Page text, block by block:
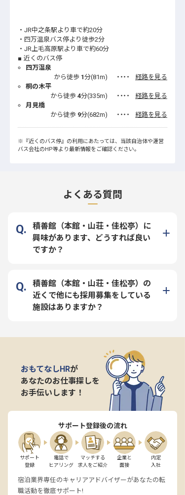
・JR中之条駅より車で約20分
・四万温泉バス停より徒歩2分
・JR上毛高原駅より車で約60分
近くのバス停
四万温泉
から徒歩 1分(81m) ・・・・
経路を見る
桐の木平
から徒歩 4分(335m) ・・・・
経路を見る
月見橋
から徒歩 9分(682m) ・・・・ 経路を見る
※ 『近くのバス停』 の利用にあたっては、当該自治体や運営
バス会社のHP等より最新情報をご確認ください。
よくある質問
積善館（本館・山荘・佳松亭）に
興味があります、どうすれば良い
ですか？
積善館（本館・山荘・佳松亭）の
近くで他にも採用募集をしている
施設はありますか？
おもてなしHRが
あなたのお仕事探しを
お手伝いします！
サポート登録後の流れ
サポート
登録
電話で
ヒアリング
マッチする
求人をご紹介
企業と
面接
内定
入社
宿泊業界専任のキャリアアドバイザーがあなたの転
職活動を徹底サポート!